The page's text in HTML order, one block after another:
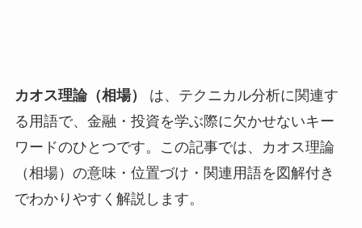
カオス理論（相場）
は、テクニカル分析に関連す
る用語で、金融・投資を学ぶ際に欠かせないキー
ワードのひとつです。この記事では、カオス理論
（相場）の意味・位置づけ・関連用語を図解付き
でわかりやすく解説します。